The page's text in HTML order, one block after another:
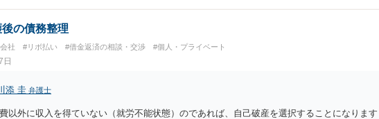
の債務整理
社 #リボ払い #借金返済の相談・交渉 #個人・プライベート
日
添 圭 弁護士
以外に収入を得ていない（就労不能状態）のであれば、自己破産を選択することになります